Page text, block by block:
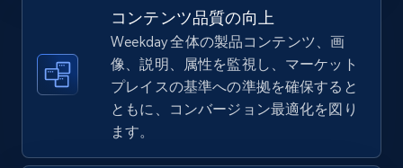
TikTok Shop - Collect TikTok shop products
by keywords search
URL, Title, Available, Description, Currency, Initial
price, Final price, Discount percent, and more.
コンテンツ品質の向上
Weekday 全体の製品コンテンツ、画
像、説明、属性を監視し、マーケット
プレイスの基準への準拠を確保すると
ともに、コンバージョン最適化を図り
ます。